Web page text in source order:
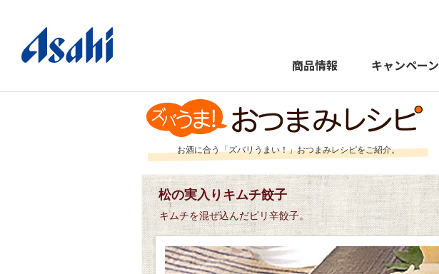
商品情報 キャンペーン
お酒に合う「ズバリうまい！」おつまみレシピをご紹介。
松の実入りキムチ餃子
キムチを混ぜ込んだピリ辛餃子。